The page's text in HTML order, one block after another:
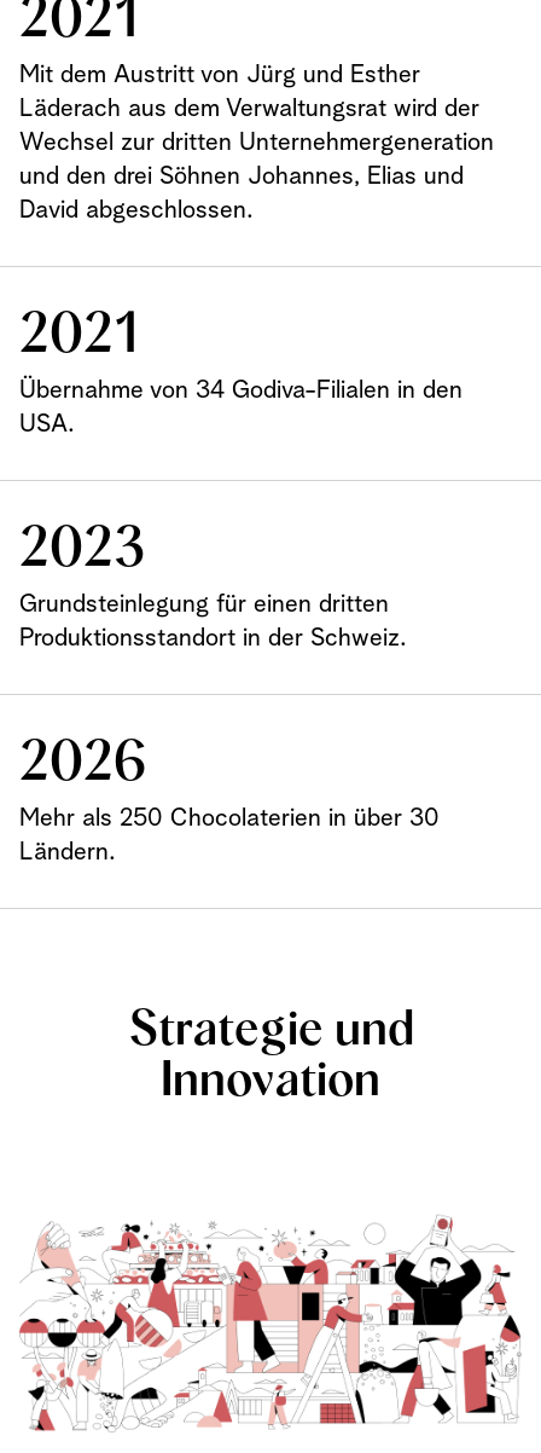
2021
Mit dem Austritt von Jürg und Esther
Läderach aus dem Verwaltungsrat wird der
Wechsel zur dritten Unternehmergeneration
und den drei Söhnen Johannes, Elias und
David abgeschlossen.
2021
Übernahme von 34 Godiva-Filialen in den
USA.
2023
Grundsteinlegung für einen dritten
Produktionsstandort in der Schweiz.
2026
Mehr als 250 Chocolaterien in über 30
Ländern.
Strategie und
Innovation